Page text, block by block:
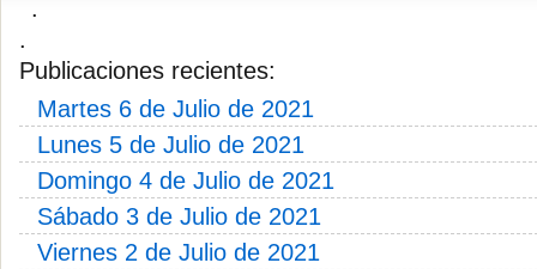
.
.
Publicaciones recientes:
Martes 6 de Julio de 2021
Lunes 5 de Julio de 2021
Domingo 4 de Julio de 2021
Sábado 3 de Julio de 2021
Viernes 2 de Julio de 2021